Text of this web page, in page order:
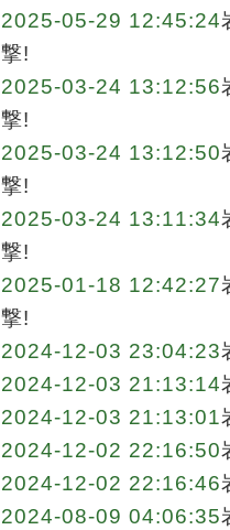
2025-05-29 12:45:24
撃!
2025-03-24 13:12:56
撃!
2025-03-24 13:12:50
撃!
2025-03-24 13:11:34
撃!
2025-01-18 12:42:27
撃!
2024-12-03 23:04:23
2024-12-03 21:13:14
2024-12-03 21:13:01
2024-12-02 22:16:50
2024-12-02 22:16:46
2024-08-09 04:06:35